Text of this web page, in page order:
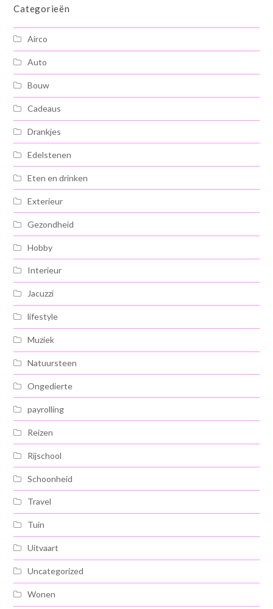
Categorieën
Airco
Auto
Bouw
Cadeaus
Drankjes
Edelstenen
Eten en drinken
Exterieur
Gezondheid
Hobby
Interieur
Jacuzzi
lifestyle
Muziek
Natuursteen
Ongedierte
payrolling
Reizen
Rijschool
Schoonheid
Travel
Tuin
Uitvaart
Uncategorized
Wonen